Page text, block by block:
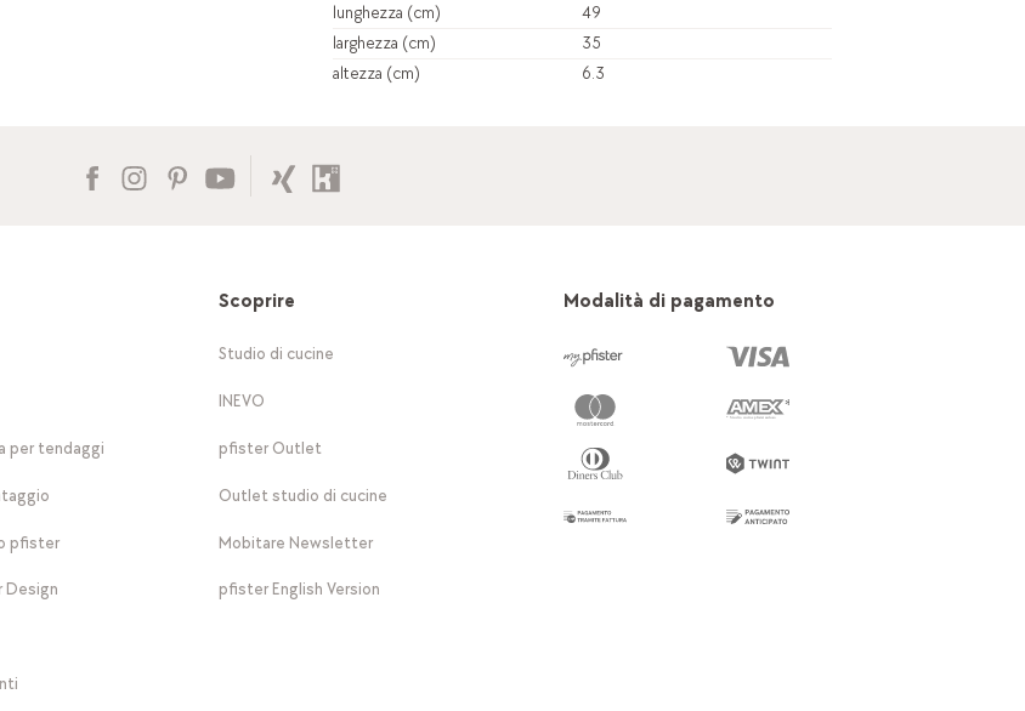
lunghezza (cm)
49
larghezza (cm)
35
altezza (cm)
6.3
per tendaggi
pfister
Design
Scoprire
Studio di cucine
INEVO
pfister Outlet
Outlet studio di cucine
Mobitare Newsletter
pfister English Version
Modalità di pagamento